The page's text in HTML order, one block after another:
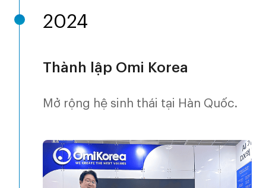
2024
Thành lập Omi Korea
Mở rộng hệ sinh thái tại Hàn Quốc.